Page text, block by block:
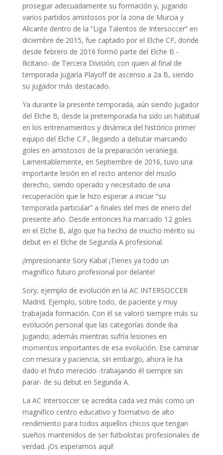
proseguir adecuadamente su formación y, jugando
varios partidos amistosos por la zona de Murcia y
Alicante dentro de la “Liga Talentos de Intersoccer” en
diciembre de 2015, fue captado por el Elche CF, donde
desde febrero de 2016 formó parte del Elche B -
Ilicitano- de Tercera División; con quien al final de
temporada jugaría Playoff de ascenso a 2a B, siendo
su jugador más destacado.
Ya durante la presente temporada, aún siendo jugador
del Elche B, desde la pretemporada ha sido un habitual
en los entrenamientos y dinámica del histórico primer
equipo del Elche C.F., llegando a debutar marcando
goles en amistosos de la preparación veraniega.
Lamentablemente, en Septiembre de 2016, tuvo una
importante lesión en el recto anterior del muslo
derecho, siendo operado y necesitado de una
recuperación que le hizo esperar a iniciar “su
temporada particular” a finales del mes de enero del
presente año. Desde entonces ha marcado 12 goles
en el Elche B, algo que ha hecho de mucho mérito su
debut en el Elche de Segunda A profesional.
¡Impresionante Sory Kaba! ¡Tienes ya todo un
magnífico futuro profesional por delante!
Sory, ejemplo de evolución en la AC INTERSOCCER
Madrid. Ejemplo, sobre todo, de paciente y muy
trabajada formación. Con él se valoró siempre más su
evolución personal que las categorías donde iba
jugando; además mientras sufría lesiones en
momentos importantes de esa evolución. Ese caminar
con mesura y paciencia, sin embargo, ahora le ha
dado el fruto merecido -trabajando él siempre sin
parar- de su debut en Segunda A.
La AC Intersoccer se acredita cada vez más como un
magnífico centro educativo y formativo de alto
rendimiento para todos aquellos chicos que tengan
sueños mantenidos de ser futbolistas profesionales de
verdad. ¡Os esperamos aquí!